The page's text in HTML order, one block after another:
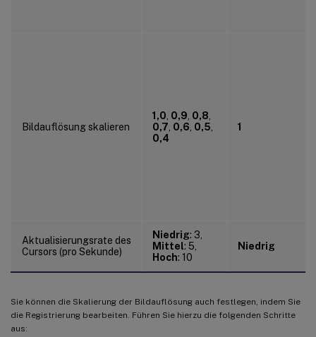
Bildauflösung skalieren
1,0 0,9 0,8
0,7 0,6 0,5
0,4
1
Aktualisierungsrate des
Cursors (pro Sekunde)
Niedrig: 3,
Mittel: 5,
Hoch: 10
Niedrig
Sie können die Skalierung der Bildauflösung auch festlegen, indem Sie
die Registrierung bearbeiten. Führen Sie hierzu die folgenden Schritte
aus: